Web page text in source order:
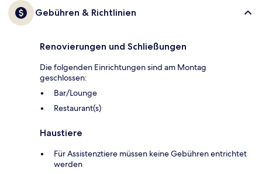
Gebühren & Richtlinien
Renovierungen und Schließungen
Die folgenden Einrichtungen sind am Montag
geschlossen:
Bar/Lounge
Restaurant(s)
Haustiere
Für Assistenztiere müssen keine Gebühren entrichtet
werden